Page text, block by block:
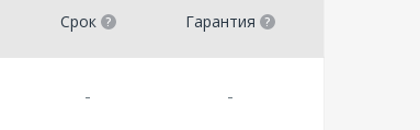
Срок Гарантия
- -